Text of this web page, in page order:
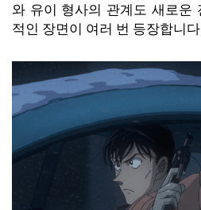
와 유이 형사의 관계도 새로운
적인 장면이 여러 번 등장합니